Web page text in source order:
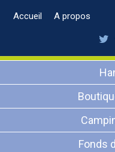
Accueil A propos
Fonds